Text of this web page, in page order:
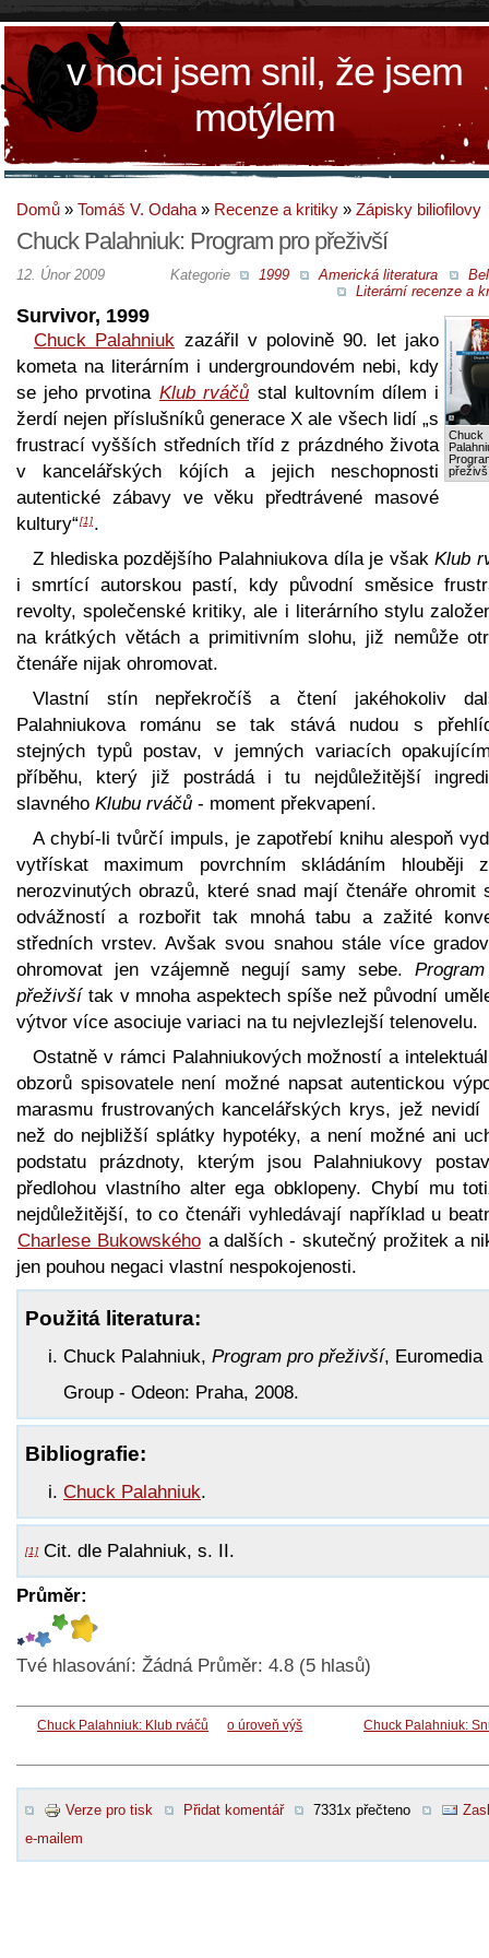
v noci jsem snil, že jsem
motýlem
Domů » Tomáš V. Odaha » Recenze a kritiky » Zápisky biliofilovy
Chuck Palahniuk: Program pro přeživší
Kategorie 1999 Americká literatura
Literární recenze a
12. Únor 2009
Chuck
Survivor, 1999
Chuck Palahniuk zazářil v polovině 90. let jako
kometa na literárním i undergroundovém nebi, kdy
se jeho prvotina Klub rváčů stal kultovním dílem i
žerdí nejen příslušníků generace X ale všech lidí „s
frustrací vyšších středních tříd z prázdného života
v kancelářských kójích a jejich neschopnosti
autentické zábavy ve věku předtrávené masové
kultury“[1].
Z hlediska pozdějšího Palahniukova díla je všakKlub
i smrtící autorskou pastí, kdy původní směsice
revolty, společenské kritiky, ale i literárního stylu
na krátkých větách a primitivním slohu, již nemůže
čtenáře nijak ohromovat.
Vlastní stín nepřekročíš a čtení jakéhokoliv
Palahniukova románu se tak stává nudou s
stejných typů postav, v jemných variacích
příběhu, který již postrádá i tu nejdůležitější
slavného Klubu rváčů - moment překvapení.
A chybí-li tvůrčí impuls, je zapotřebí knihu alespoň
vytřískat maximum povrchním skládáním hlouběji
nerozvinutých obrazů, které snad mají čtenáře ohromit
odvážností a rozbořit tak mnohá tabu a zažité
středních vrstev. Avšak svou snahou stále více
ohromovat jen vzájemně negují samy sebe.
přeživšítak v mnoha aspektech spíše než původní
výtvor více asociuje variaci na tu nejvlezlejší telenovelu.
Ostatně v rámci Palahniukových možností a
obzorů spisovatele není možné napsat autentickou
marasmu frustrovaných kancelářských krys, jež nevidí
než do nejbližší splátky hypotéky, a není možné ani
podstatu prázdnoty, kterým jsou Palahniukovy
předlohou vlastního alter ega obklopeny. Chybí mu
nejdůležitější, to co čtenáři vyhledávají například u
Charlese Bukowského a dalších - skutečný prožitek a
jen pouhou negaci vlastní nespokojenosti.
Použitá literatura:
Chuck Palahniuk, Program pro přeživší, Euromedia
Group - Odeon: Praha, 2008.
Bibliografie:
Chuck Palahniuk.
[1] Cit. dle Palahniuk, s. II.
Průměr:
Tvé hlasování: Žádná Průměr: 4.8 (5 hlasů)
Chuck Palahniuk: Klub rváčů o úroveň výš Chuck Palahniuk:
Verze pro tisk Přidat komentář 7331x přečteno
e-mailem